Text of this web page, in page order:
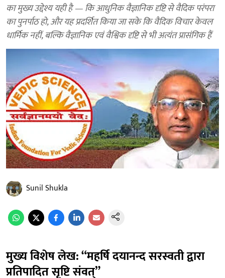
का मुख्य उद्देश्य यही है — कि आधुनिक वैज्ञानिक दृष्टि से वैदिक परंपरा
का पुनर्पाठ हो, और यह प्रदर्शित किया जा सके कि वैदिक विचार केवल
धार्मिक नहीं, बल्कि वैज्ञानिक एवं वैश्विक दृष्टि से भी अत्यंत प्रासंगिक हैं
Sunil Shukla
मुख्य विशेष लेख: “महर्षि दयानन्द सरस्वती द्वारा
प्रतिपादित सृष्टि संवत्”